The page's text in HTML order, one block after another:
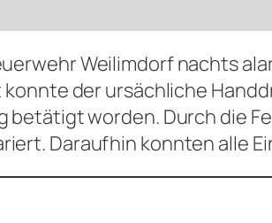
Weilimdorf nachts
der ursächliche
worden. Durch die
Daraufhin konnten alle